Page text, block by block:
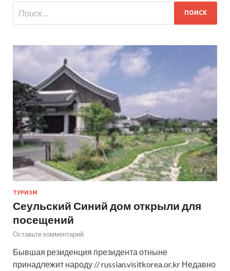
ТУРИЗМ
Сеульский Синий дом открыли для
посещений
Оставьте комментарий
Бывшая резиденция президента отныне
принадлежит народу // russian.visitkorea.or.kr Недавно